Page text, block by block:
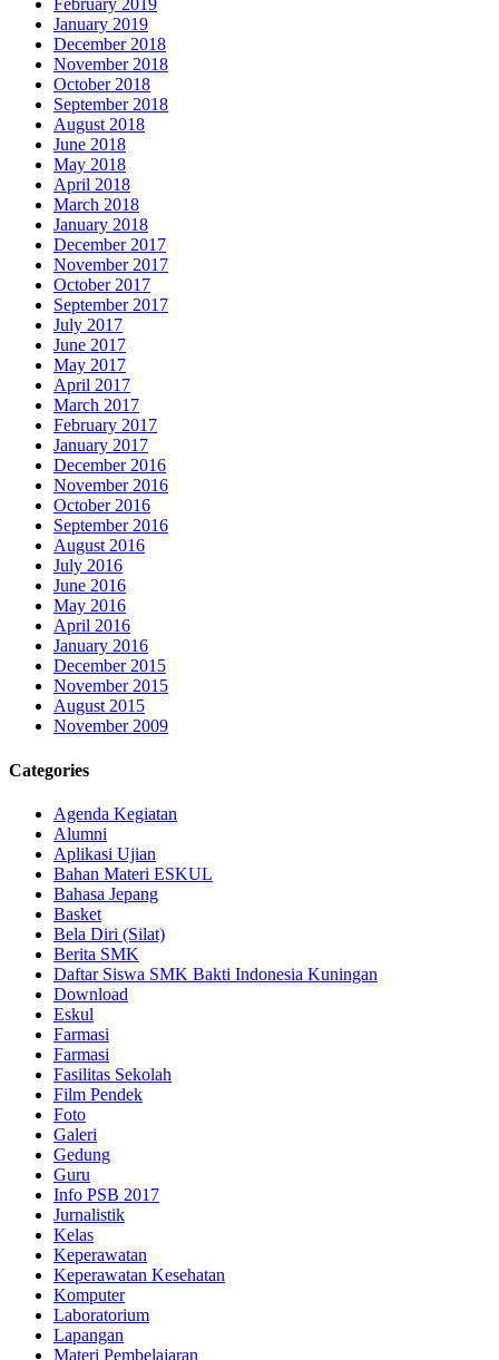
February 2019
January 2019
December 2018
November 2018
October 2018
September 2018
August 2018
June 2018
May 2018
April 2018
March 2018
January 2018
December 2017
November 2017
October 2017
September 2017
July 2017
June 2017
May 2017
April 2017
March 2017
February 2017
January 2017
December 2016
November 2016
October 2016
September 2016
August 2016
July 2016
June 2016
May 2016
April 2016
January 2016
December 2015
November 2015
August 2015
November 2009
Categories
Agenda Kegiatan
Alumni
Aplikasi Ujian
Bahan Materi ESKUL
Bahasa Jepang
Basket
Bela Diri (Silat)
Berita SMK
Daftar Siswa SMK Bakti Indonesia Kuningan
Download
Eskul
Farmasi
Farmasi
Fasilitas Sekolah
Film Pendek
Foto
Galeri
Gedung
Guru
Info PSB 2017
Jurnalistik
Kelas
Keperawatan
Keperawatan Kesehatan
Komputer
Laboratorium
Lapangan
Materi Pembelajaran